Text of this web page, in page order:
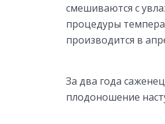
смешиваются с
процедуры
производится в
За два года
плодоношение